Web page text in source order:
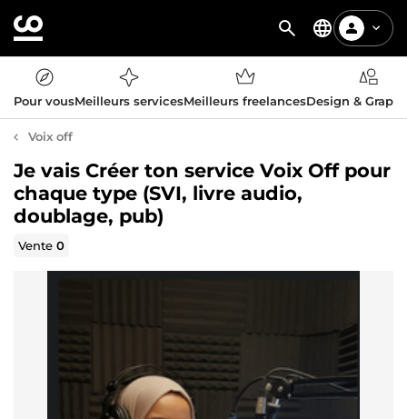
Pour vousMeilleurs servicesMeilleurs freelancesDesign &
Voix off
Je vais Créer ton service Voix Off pour
chaque type (SVI, livre audio,
doublage, pub)
Vente0